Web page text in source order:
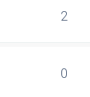
2
0